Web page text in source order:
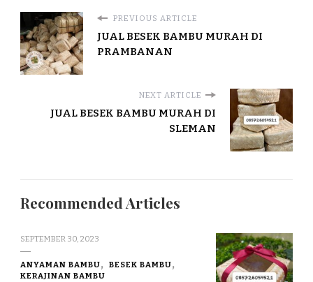
PREVIOUS ARTICLE
JUAL BESEK BAMBU MURAH DI
PRAMBANAN
NEXT ARTICLE
JUAL BESEK BAMBU MURAH DI
SLEMAN
Recommended Articles
SEPTEMBER 30, 2023
ANYAMAN BAMBU
BESEK BAMBU
KERAJINAN BAMBU